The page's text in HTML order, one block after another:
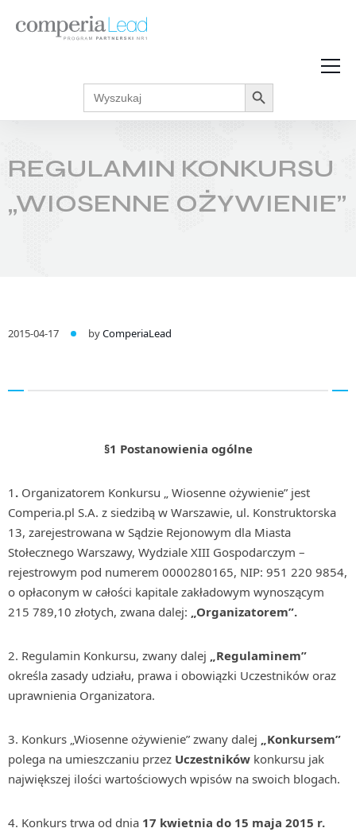
Strefa Wiedzy
Akcje promocyjne
Regulaminy
Search
for:
Search Button
REGULAMIN KONKURSU
„WIOSENNE OŻYWIENIE”
2015-04-17 byComperiaLead
§1 Postanowienia ogólne
1 . Organizatorem Konkursu „ Wiosenne ożywienie” jest
Comperia.pl S.A. z siedzibą w Warszawie, ul. Konstruktorska
13, zarejestrowana w Sądzie Rejonowym dla Miasta
Stołecznego Warszawy, Wydziale XIII Gospodarczym –
rejestrowym pod numerem 0000280165, NIP: 951 220 9854,
o opłaconym w całości kapitale zakładowym wynoszącym
215 789,10 złotych, zwana dalej: „Organizatorem”.
2. Regulamin Konkursu, zwany dalej „Regulaminem”
określa zasady udziału, prawa i obowiązki Uczestników oraz
uprawnienia Organizatora.
3. Konkurs „Wiosenne ożywienie” zwany dalej „Konkursem”
polega na umieszczaniu przez Uczestników konkursu jak
największej ilości wartościowych wpisów na swoich blogach.
4. Konkurs trwa od dnia 17 kwietnia do 15 maja 2015 r.